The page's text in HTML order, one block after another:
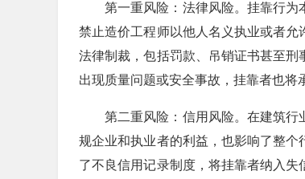
第一重风险：法律风险。挂靠行为
禁止造价工程师以他人名义执业或者
法律制裁，包括罚款、吊销证书甚至
出现质量问题或安全事故，挂靠者也将
第二重风险：信用风险。在建筑
规企业和执业者的利益，也影响了整
了不良信用记录制度，将挂靠者纳入